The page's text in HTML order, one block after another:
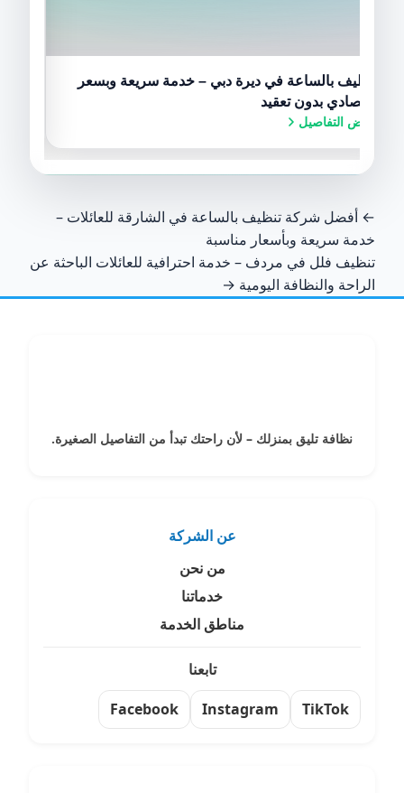
تنظيف بالساعة في ديرة دبي – خدمة سريعة وبسعر
اقتصادي بدون تعقيد
عرض التفاصيل
← أفضل شركة تنظيف بالساعة في الشارقة للعائلات –
خدمة سريعة وبأسعار مناسبة
تنظيف فلل في مردف – خدمة احترافية للعائلات الباحثة عن
الراحة والنظافة اليومية →
نظافة تليق بمنزلك – لأن راحتك تبدأ من التفاصيل الصغيرة.
عن الشركة
من نحن
خدماتنا
مناطق الخدمة
تابعنا
TikTok
Instagram
Facebook